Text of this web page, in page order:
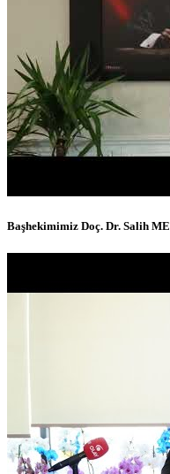
Başhekimimiz Doç. Dr. Salih